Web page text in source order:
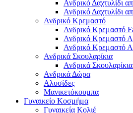
Ανδρικό Δαχτυλίδι
Ανδρικό Δαχτυλίδι
Ανδρικό Κρεμαστό
Ανδρικό Κρεμαστό
Ανδρικό Κρεμαστό
Ανδρικό Κρεμαστό
Ανδρικά Σκουλαρίκια
Ανδρικά
Ανδρικά Δώρα
Αλυσίδες
Μανικετόκουμπα
Γυναικείο Κοσμήμα
Γυναικεία Κολιέ